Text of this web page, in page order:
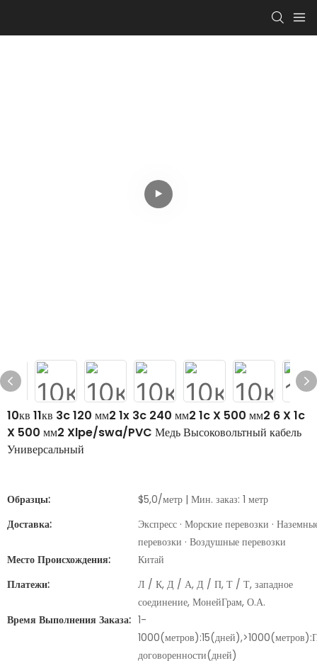
10кв 11кв 3c 120 мм2 1x 3c 240 мм2 1c X 500 мм2 6 X 1c
X 500 мм2 Xlpe/swa/PVC Медь Высоковольтный кабель
Универсальный
Образцы:
$5,0/метр | Мин. заказ: 1 метр
Доставка:
Экспресс · Морские перевозки ·
перевозки · Воздушные перевозки
Место Происхождения:
Китай
Платежи:
Л / К, Д / А, Д / П, Т / Т, западное
соединение, МонейГрам, О.А.
Время Выполнения Заказа: 1-
договоренности(дней)